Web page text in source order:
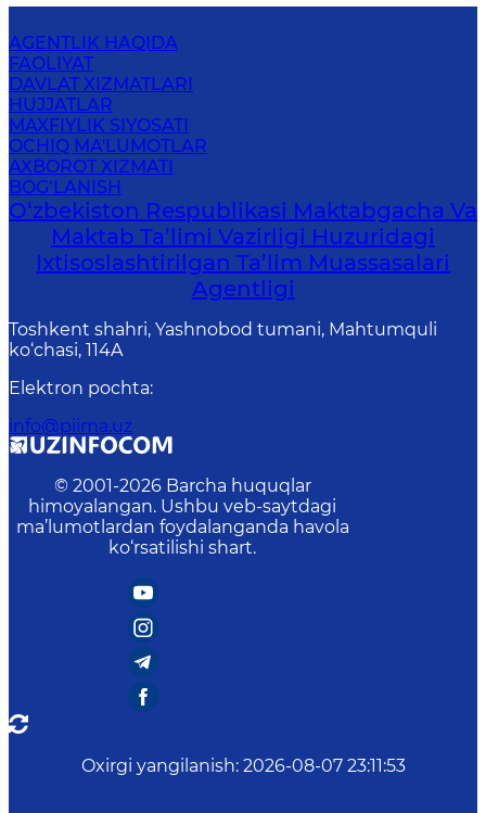
AGENTLIK HAQIDA
FAOLIYAT
DAVLAT XIZMATLARI
HUJJATLAR
MAXFIYLIK SIYOSATI
OCHIQ MA'LUMOTLAR
AXBOROT XIZMATI
BOG‘LANISH
O‘zbekiston Respublikasi Maktabgacha Va
Maktab Ta’limi Vazirligi Huzuridagi
Ixtisoslashtirilgan Ta’lim Muassasalari
Agentligi
Toshkent shahri, Yashnobod tumani, Mahtumquli
ko‘chasi, 114A
Elektron pochta:
info@piima.uz
© 2001-2026 Barcha huquqlar
himoyalangan. Ushbu veb-saytdagi
ma’lumotlardan foydalanganda havola
ko‘rsatilishi shart.
Oxirgi yangilanish: 2026-08-07 23:11:53